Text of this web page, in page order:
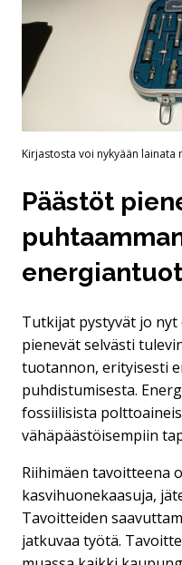
Kirjastosta voi nykyään lainata
Päästöt
Tutkijat pystyvät jo
pienevät selvästi
tuotannon, erityisesti
puhdistumisesta.
fossiilisista
vähäpäästöisempiin
Riihimäen tavoitteena
kasvihuonekaasuja,
Tavoitteiden
jatkuvaa työtä.